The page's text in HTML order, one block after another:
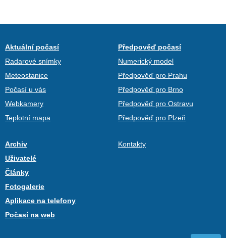
Aktuální počasí
Radarové snímky
Meteostanice
Počasí u vás
Webkamery
Teplotní mapa
Předpověď počasí
Numerický model
Předpověď pro Prahu
Předpověď pro Brno
Předpověď pro Ostravu
Předpověď pro Plzeň
Archiv
Uživatelé
Články
Fotogalerie
Aplikace na telefony
Počasí na web
Kontakty